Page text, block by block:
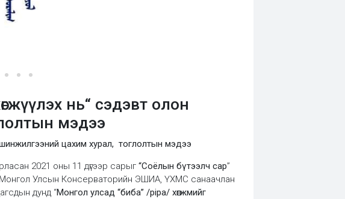
нь“ сэдэвт олон
мэдээ
цахим хурал, тоглолтын мэдээ
2021 оны 11 дүгээр сарыг “Соёлын бүтээлч сар”
Улсын Консерваторийн ЭШИА, ҮХМС санаачлан
дунд “Монгол улсад “биба” /pipa/ хөгжмийг